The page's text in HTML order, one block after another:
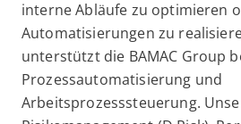
interne Abläufe zu optimieren
Automatisierungen zu
unterstützt die BAMAC Group
Prozessautomatisierung und
Arbeitsprozesssteuerung.